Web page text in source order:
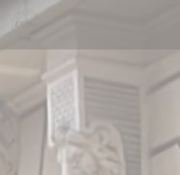
Cookies beheer paneel